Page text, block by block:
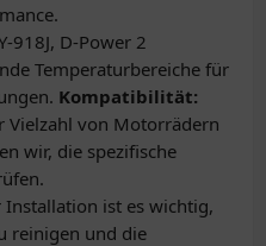
918J, D-Power 2
Temperaturbereiche für
Kompatibilität:
Vielzahl von Motorrädern
wir, die spezifische
Installation ist es wichtig,
reinigen und die